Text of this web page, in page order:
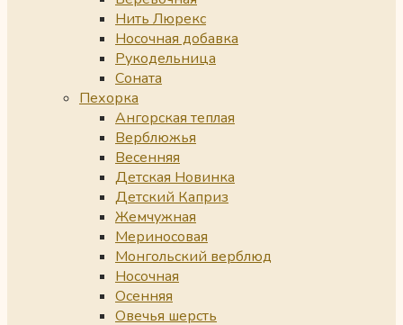
Нить Люрекс
Носочная добавка
Рукодельница
Соната
Пехорка
Ангорская теплая
Верблюжья
Весенняя
Детская Новинка
Детский Каприз
Жемчужная
Мериносовая
Монгольский верблюд
Носочная
Осенняя
Овечья шерсть